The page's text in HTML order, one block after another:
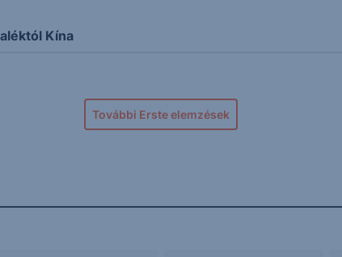
Kína
További Erste elemzések